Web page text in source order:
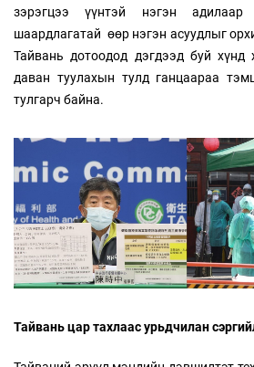
зэрэгцээ үүнтэй нэгэн адилаар
шаардлагатай өөр нэгэн асуудлыг
Тайвань дотоодод дэгдээд буй хүнд
даван туулахын тулд ганцаараа
тулгарч байна.
Тайвань цар тахлаас урьдчилан